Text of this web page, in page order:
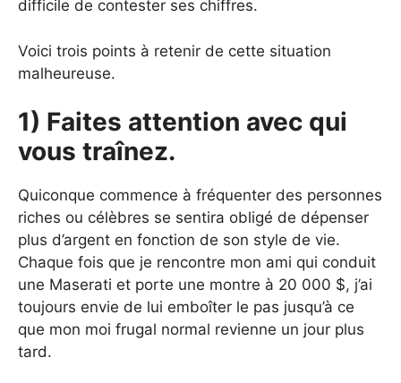
difficile de contester ses chiffres.
Voici trois points à retenir de cette situation
malheureuse.
1) Faites attention avec qui
vous traînez.
Quiconque commence à fréquenter des personnes
riches ou célèbres se sentira obligé de dépenser
plus d’argent en fonction de son style de vie.
Chaque fois que je rencontre mon ami qui conduit
une Maserati et porte une montre à 20 000 $, j’ai
toujours envie de lui emboîter le pas jusqu’à ce
que mon moi frugal normal revienne un jour plus
tard.